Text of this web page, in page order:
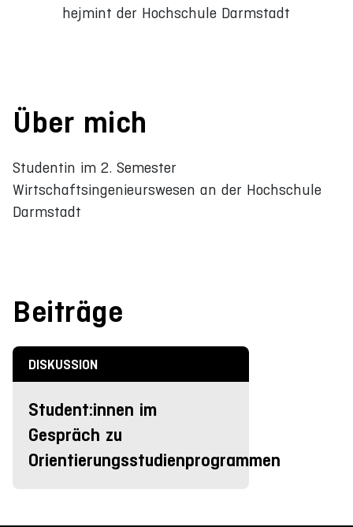
hejmint der Hochschule Darmstadt
Über mich
Studentin im 2. Semester
Wirtschaftsingenieurswesen an der Hochschule
Darmstadt
Beiträge
DISKUSSION
Student:innen im
Gespräch zu
Orientierungsstudienprogrammen